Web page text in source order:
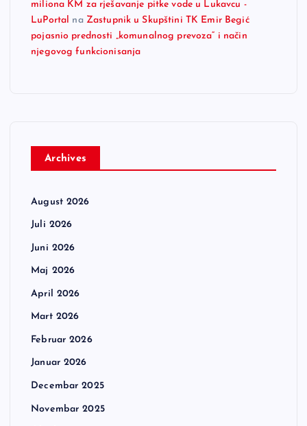
miliona KM za rješavanje pitke vode u Lukavcu -
LuPortal na Zastupnik u Skupštini TK Emir Begić
pojasnio prednosti „komunalnog prevoza“ i način
njegovog funkcionisanja
Archives
August 2026
Juli 2026
Juni 2026
Maj 2026
April 2026
Mart 2026
Februar 2026
Januar 2026
Decembar 2025
Novembar 2025